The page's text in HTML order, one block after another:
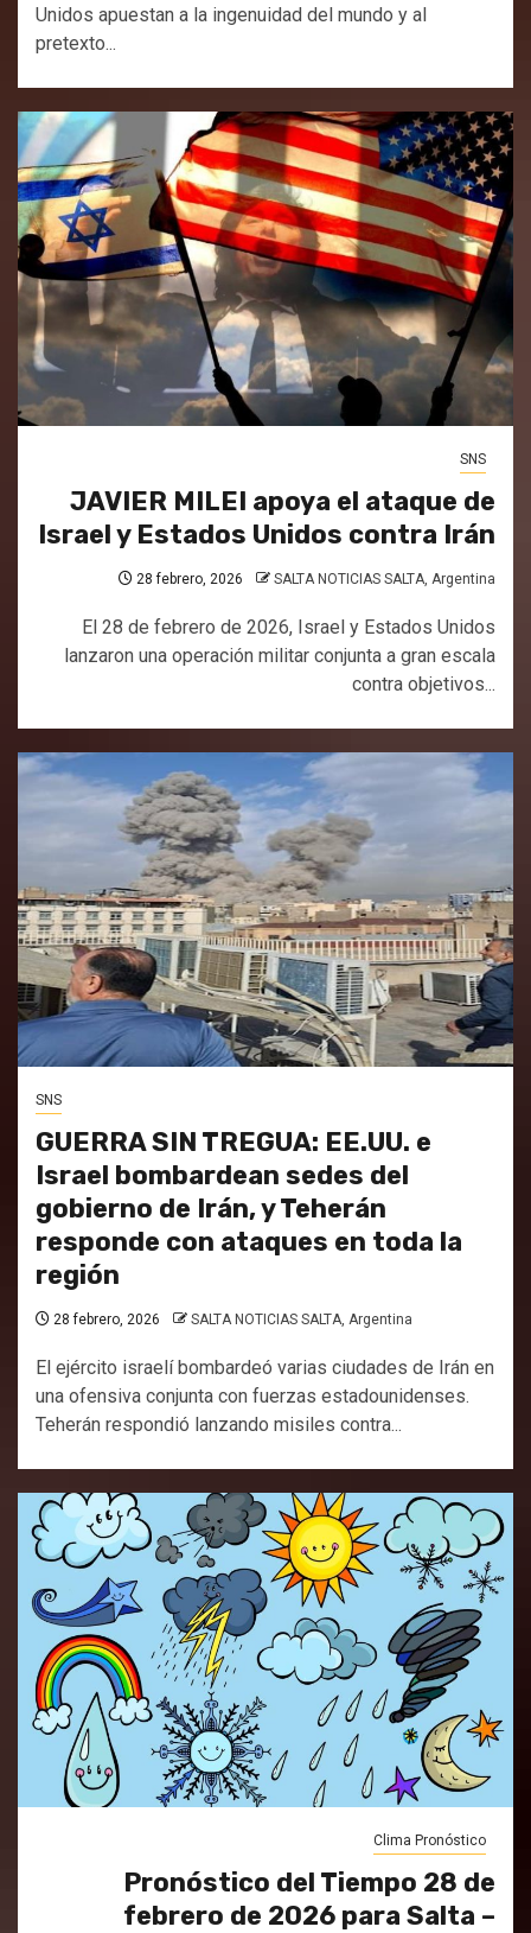
Unidos apuestan a la ingenuidad del mundo y al
pretexto...
SNS
JAVIER MILEI apoya el ataque de
Israel y Estados Unidos contra Irán
28 febrero, 2026 SALTA NOTICIAS SALTA, Argentina
El 28 de febrero de 2026, Israel y Estados Unidos
lanzaron una operación militar conjunta a gran escala
contra objetivos...
SNS
GUERRA SIN TREGUA: EE.UU. e
Israel bombardean sedes del
gobierno de Irán, y Teherán
responde con ataques en toda la
región
28 febrero, 2026 SALTA NOTICIAS SALTA, Argentina
El ejército israelí bombardeó varias ciudades de Irán en
una ofensiva conjunta con fuerzas estadounidenses.
Teherán respondió lanzando misiles contra...
Clima Pronóstico
Pronóstico del Tiempo 28 de
febrero de 2026 para Salta –